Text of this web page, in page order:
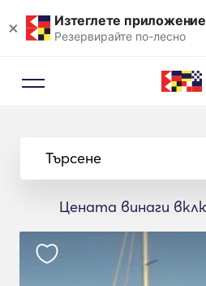
× Изтеглете
Резервирайте по-лесно
Търсене
Цената винаги